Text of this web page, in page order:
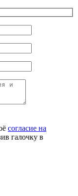
согласие на
галочку в